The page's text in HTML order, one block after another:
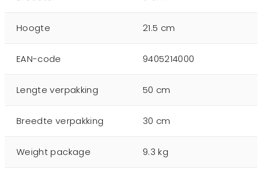
Hoogte 21.5 cm
EAN-code 9405214000
Lengte verpakking 50 cm
Breedte verpakking 30 cm
Weight package 9.3 kg